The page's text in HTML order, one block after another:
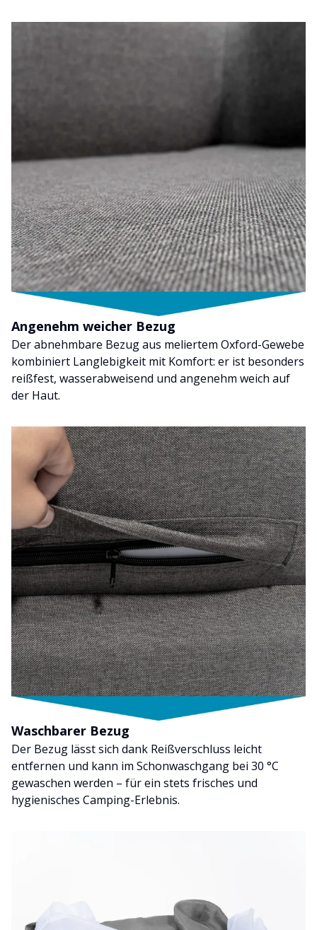
Angenehm weicher Bezug
Der abnehmbare Bezug aus meliertem Oxford-Gewebe
kombiniert Langlebigkeit mit Komfort: er ist besonders
reißfest, wasserabweisend und angenehm weich auf
der Haut.
Waschbarer Bezug
Der Bezug lässt sich dank Reißverschluss leicht
entfernen und kann im Schonwaschgang bei 30 °C
gewaschen werden – für ein stets frisches und
hygienisches Camping-Erlebnis.